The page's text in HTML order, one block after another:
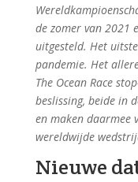
de zomer van 2021
uitgesteld. Het
pandemie. Het
The Ocean Race
beslissing, beide in
en maken daarmee
wereldwijde
Nieuwe